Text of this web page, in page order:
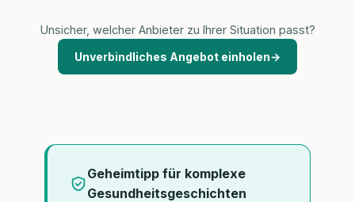
Unsicher, welcher Anbieter zu Ihrer Situation passt?
Unverbindliches Angebot einholen→
Geheimtipp für komplexe
Gesundheitsgeschichten